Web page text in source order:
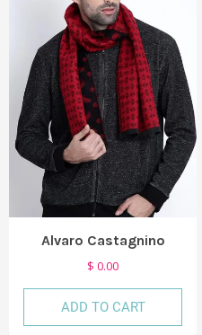
Alvaro Castagnino
$ 0.00
ADD TO CART